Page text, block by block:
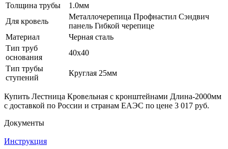
Толщина трубы
1.0мм
Для кровель
Металлочерепица Профнастил Сэндвич
панель Гибкой черепице
Материал
Черная сталь
Тип труб
основания
40х40
Тип трубы
ступений
Круглая 25мм
Купить Лестница Кровельная с кронштейнами Длина-2000мм
с доставкой по России и странам ЕАЭС по цене 3 017 руб.
Документы
Инструкция